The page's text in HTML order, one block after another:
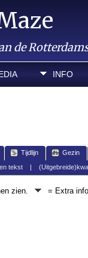
de
INFO
Tijdlijn Gezin
tekst|
zien. = Extra